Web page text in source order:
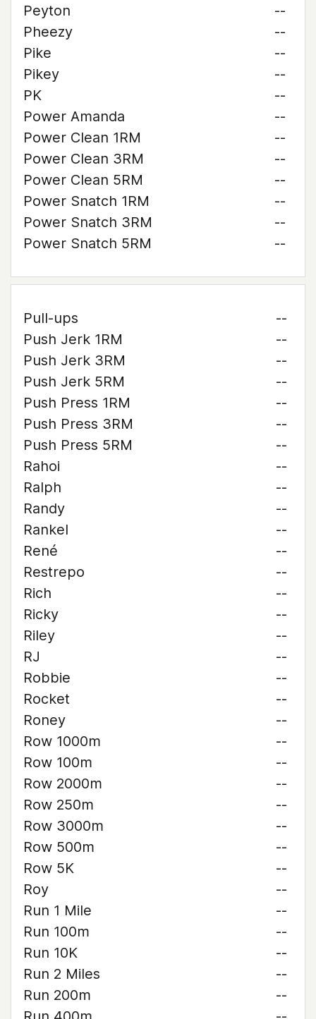
Peyton
--
Pheezy
--
Pike
--
Pikey
--
PK
--
Power Amanda
--
Power Clean 1RM
--
Power Clean 3RM
--
Power Clean 5RM
--
Power Snatch 1RM
--
Power Snatch 3RM
--
Power Snatch 5RM
--
Pull-ups
--
Push Jerk 1RM
--
Push Jerk 3RM
--
Push Jerk 5RM
--
Push Press 1RM
--
Push Press 3RM
--
Push Press 5RM
--
Rahoi
--
Ralph
--
Randy
--
Rankel
--
René
--
Restrepo
--
Rich
--
Ricky
--
Riley
--
RJ
--
Robbie
--
Rocket
--
Roney
--
Row 1000m
--
Row 100m
--
Row 2000m
--
Row 250m
--
Row 3000m
--
Row 500m
--
Row 5K
--
Roy
--
Run 1 Mile
--
Run 100m
--
Run 10K
--
Run 2 Miles
--
Run 200m
--